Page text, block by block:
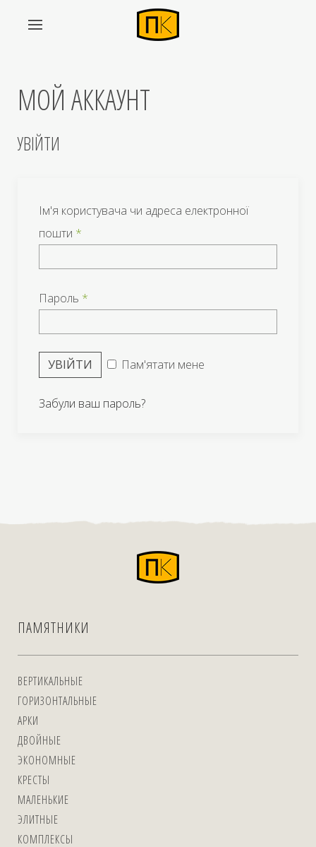
МОЙ АККАУНТ
УВІЙТИ
Ім'я користувача чи адреса електронної
пошти *
Пароль *
УВІЙТИ Пам'ятати мене
Забули ваш пароль?
ПАМЯТНИКИ
ВЕРТИКАЛЬНЫЕ
ГОРИЗОНТАЛЬНЫЕ
АРКИ
ДВОЙНЫЕ
ЭКОНОМНЫЕ
КРЕСТЫ
МАЛЕНЬКИЕ
ЭЛИТНЫЕ
КОМПЛЕКСЫ